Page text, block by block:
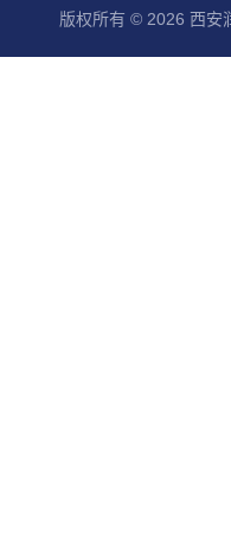
版权所有 © 2026 西安